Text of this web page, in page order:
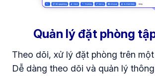
Quản lý đặt phòng
Theo dõi, xử lý đặt phòng trên
Dễ dàng theo dõi và quản lý